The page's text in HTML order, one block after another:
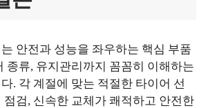
안전과 성능을 좌우하는 핵심 부품
종류, 유지관리까지 꼼꼼히 이해하는
. 각 계절에 맞는 적절한 타이어 선
점검, 신속한 교체가 쾌적하고 안전한